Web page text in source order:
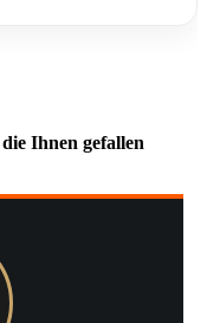
Ihnen gefallen